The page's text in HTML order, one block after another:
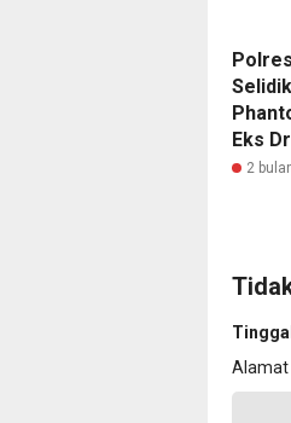
Eks
2
Alamat